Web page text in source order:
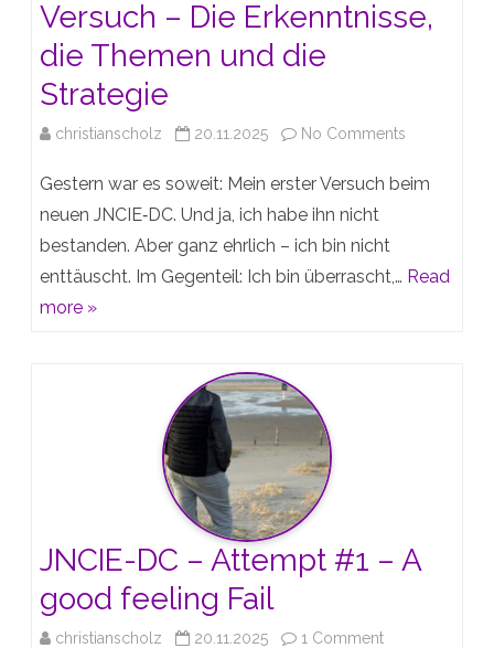
Versuch – Die Erkenntnisse,
die Themen und die
Strategie
christianscholz 20.11.2025 No Comments
Versuch
die
Gestern war es soweit: Mein erster Versuch beim
neuen JNCIE‑DC. Und ja, ich habe ihn nicht
bestanden. Aber ganz ehrlich – ich bin nicht
enttäuscht. Im Gegenteil: Ich bin überrascht,… Read
more »
JNCIE-DC – Attempt #1 – A
good feeling Fail
christianscholz 20.11.2025 1 Commenton